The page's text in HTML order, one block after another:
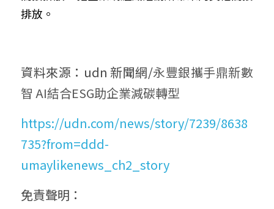
排放。
資料來源：udn 新聞網/永豐銀攜手鼎新數
智 AI結合ESG助企業減碳轉型
https://udn.com/news/story/7239/8638
735?from=ddd-
umaylikenews_ch2_story
免責聲明：